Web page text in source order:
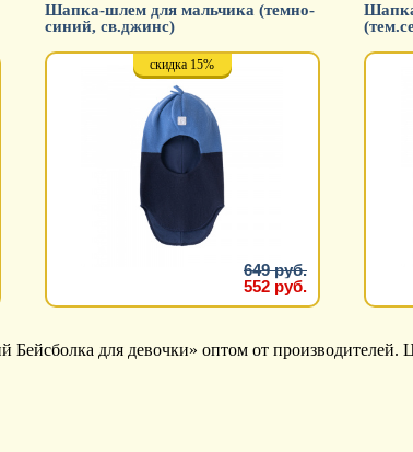
Шапка-шлем для мальчика (темно-
синий, св.джинс)
скидка 15%
649 руб.
552 руб.
для девочки» оптом от производителей.